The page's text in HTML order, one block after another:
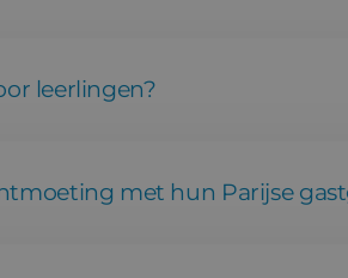
leerlingen?
met hun Parijse